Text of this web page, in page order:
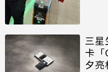
三星
卡
夕亮